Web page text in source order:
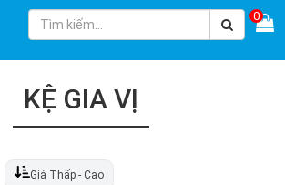
0
KỆ GIA VỊ
Giá Thấp - Cao